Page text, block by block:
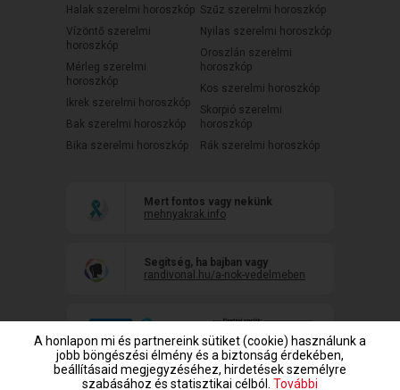
Halak szerelmi horoszkóp
Vízöntő szerelmi
horoszkóp
Mérleg szerelmi
horoszkóp
Ikrek szerelmi horoszkóp
Bak szerelmi horoszkóp
Bika szerelmi horoszkóp
Szűz szerelmi horoszkóp
Nyilas szerelmi horoszkóp
Oroszlán szerelmi
horoszkóp
Kos szerelmi horoszkóp
Skorpió szerelmi
horoszkóp
Rák szerelmi horoszkóp
Mert fontos vagy nekünk
mehnyakrak.info
Segítség, ha bajban vagy
randivonal.hu/a-nok-vedelmeben
A honlapon mi és partnereink sütiket (cookie) használunk a
jobb böngészési élmény és a biztonság érdekében,
beállításaid megjegyzéséhez, hirdetések személyre
szabásához és statisztikai célból. További